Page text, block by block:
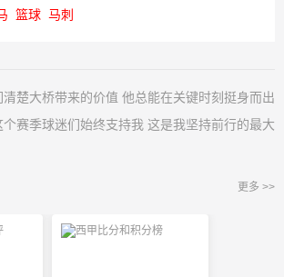
篮球 马刺
清楚大桥带来的价值 他总能在关键时刻挺身而出
赛季球迷们始终支持我 这是我坚持前行的最大
更多 >>